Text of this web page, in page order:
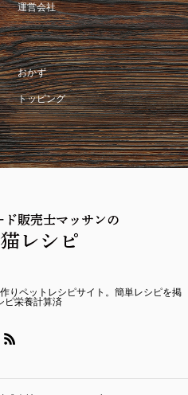
運営会社
おかず
トッピング
りペットレシピサイト。簡単レシピを掲
ピ栄養計算済